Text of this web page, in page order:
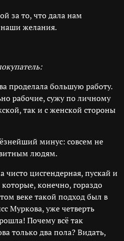
за то, что дала нам
желания.
проделала большую работу.
рабочие, сужу по личному
так и с женской стороны
минус: совсем не
людям.
чисто цисгендерная, пускай и
конечно, гораздо
веке такой подход был в
Муркова, уже четверть
Почему всё так
только два пола? Видать,